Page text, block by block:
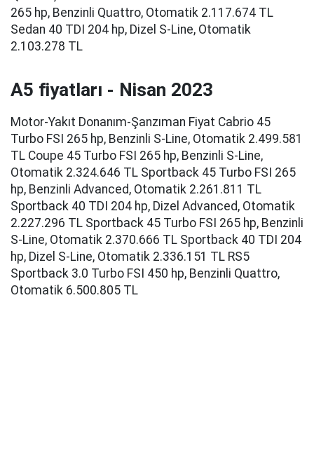
265 hp, Benzinli Quattro, Otomatik 2.117.674 TL
Sedan 40 TDI 204 hp, Dizel S-Line, Otomatik
2.103.278 TL
A5 fiyatları - Nisan 2023
Motor-Yakıt Donanım-Şanzıman Fiyat Cabrio 45
Turbo FSI 265 hp, Benzinli S-Line, Otomatik 2.499.581
TL Coupe 45 Turbo FSI 265 hp, Benzinli S-Line,
Otomatik 2.324.646 TL Sportback 45 Turbo FSI 265
hp, Benzinli Advanced, Otomatik 2.261.811 TL
Sportback 40 TDI 204 hp, Dizel Advanced, Otomatik
2.227.296 TL Sportback 45 Turbo FSI 265 hp, Benzinli
S-Line, Otomatik 2.370.666 TL Sportback 40 TDI 204
hp, Dizel S-Line, Otomatik 2.336.151 TL RS5
Sportback 3.0 Turbo FSI 450 hp, Benzinli Quattro,
Otomatik 6.500.805 TL